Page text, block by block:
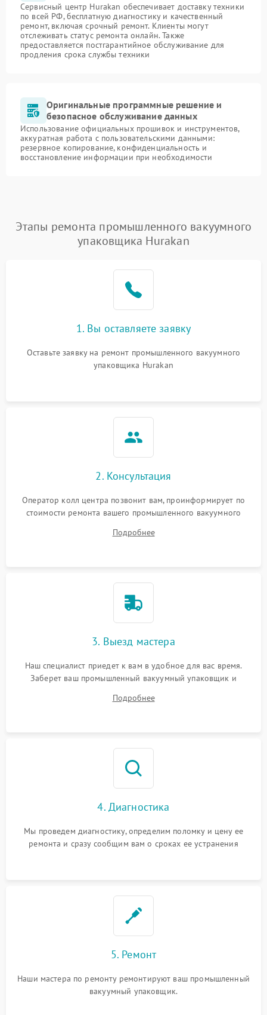
Сервисный центр Hurakan обеспечивает доставку техники
по всей РФ, бесплатную диагностику и качественный
ремонт, включая срочный ремонт. Клиенты могут
отслеживать статус ремонта онлайн. Также
предоставляется постгарантийное обслуживание для
продления срока службы техники
Оригинальные программные решение и
безопасное обслуживание данных
Использование официальных прошивок и инструментов,
аккуратная работа с пользовательскими данными:
резервное копирование, конфиденциальность и
восстановление информации при необходимости
Этапы ремонта промышленного вакуумного
упаковщика Hurakan
1. Вы оставляете заявку
Оставьте заявку на ремонт промышленного вакуумного
упаковщика Hurakan
2. Консультация
Оператор колл центра позвонит вам, проинформирует по
стоимости ремонта вашего промышленного вакуумного
Подробнее
3. Выезд мастера
Наш специалист приедет к вам в удобное для вас время.
Заберет ваш промышленный вакуумный упаковщик и
Подробнее
4. Диагностика
Мы проведем диагностику, определим поломку и цену ее
ремонта и сразу сообщим вам о сроках ее устранения
5. Ремонт
Наши мастера по ремонту ремонтируют ваш промышленный
вакуумный упаковщик.